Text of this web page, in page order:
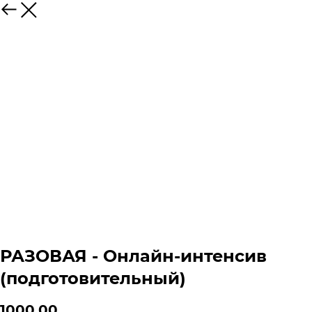
РАЗОВАЯ - Онлайн-интенсив
(подготовительный)